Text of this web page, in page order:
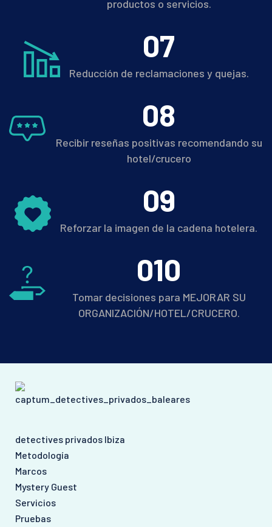
productos o servicios.
07
Reducción de reclamaciones y quejas.
08
Recibir reseñas positivas recomendando su
hotel/crucero
09
Reforzar la imagen de la cadena hotelera.
010
Tomar decisiones para MEJORAR SU
ORGANIZACIÓN/HOTEL/CRUCERO.
detectives privados Ibiza
Metodología
Marcos
Mystery Guest
Servicios
Pruebas